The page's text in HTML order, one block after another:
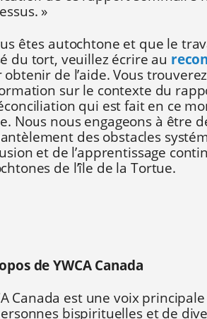
»
êtes autochtone et que le
du tort, veuillez écrire au
obtenir de l’aide. Vous
sur le contexte du
qui est fait en ce
Nous nous engageons à être
des obstacles
et de l’apprentissage
de l’île de la Tortue.
de YWCA Canada
Canada est une voix
bispirituelles et de